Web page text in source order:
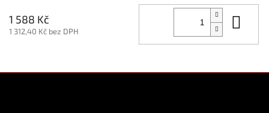
1 588 Kč
1 312,40 Kč bez DPH